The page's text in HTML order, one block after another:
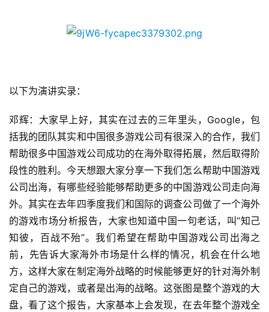
以下为演讲实录：
邓辉：大家早上好，其实在过去的三年里头，Google，包
括我的团队其实和中国很多游戏公司有很深入的合作，我们
帮助很多中国游戏公司成功的在海外取得拓展，然后取得阶
段性的胜利。今天想跟大家分享一下我们怎么帮助中国游戏
公司出海，有哪些经验能够帮助更多的中国游戏公司走向海
外。其实在去年四季度我们和国际的调查公司做了一个海外
的游戏市场分析报告，大家也知道中国一句老话，叫“知己
知彼，百战不殆”。我们希望在帮助中国游戏公司出海之
前，先告诉大家海外市场是什么样的情况，机会在什么地
方，这样大家在制定海外战略的时候能够更好的针对海外制
定自己的游戏，或者是出海的战略。这张图是整个游戏的大
盘，看了这个报告，大家基本上会发现，在去年整个游戏全